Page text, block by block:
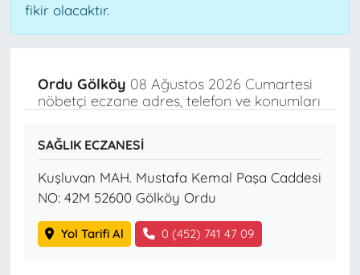
fikir olacaktır.
Ordu Gölköy 08 Ağustos 2026 Cumartesi
nöbetçi eczane adres, telefon ve konumları
SAĞLIK ECZANESİ
Kuşluvan MAH. Mustafa Kemal Paşa Caddesi
NO: 42M 52600 Gölköy Ordu
Yol Tarifi Al 0 (452) 741 47 09